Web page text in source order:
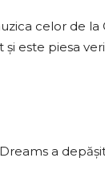
celor de la
este piesa
a